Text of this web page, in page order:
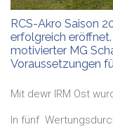
RCS-Akro Saison
erfolgreich
motivierter MG
Voraussetzungen
Mit dewr IRM Ost
In fünf